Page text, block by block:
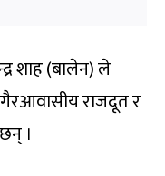
शाह (बालेन) ले
राजदूत र
।